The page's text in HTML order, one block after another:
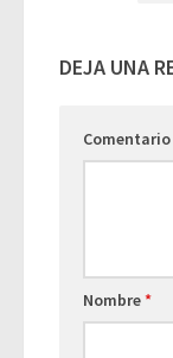
DEJA UNA
Comentario
Nombre*